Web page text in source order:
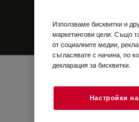
Използваме бисквитки и
маркетингови цели. Също
от социалните медии,
съгласявате с начина, по
декларация за бисквитки.
Настройки